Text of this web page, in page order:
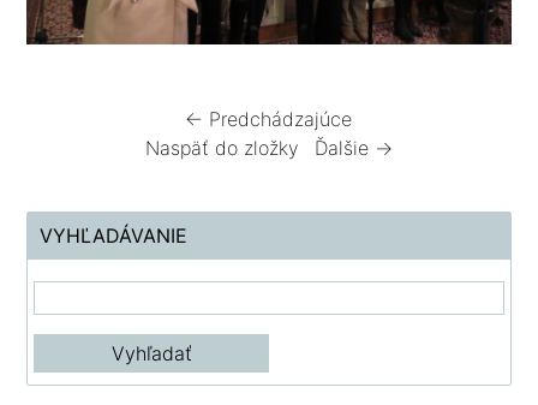
← Predchádzajúce
Naspäť do zložky
Ďalšie →
VYHĽADÁVANIE